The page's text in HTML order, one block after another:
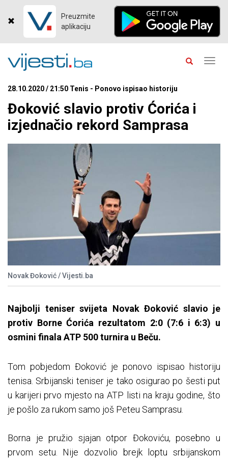
Preuzmite
aplikaciju
28.10.2020 / 21:50 Tenis - Ponovo ispisao historiju
Đoković slavio protiv Ćorića i
izjednačio rekord Samprasa
Novak Đoković / Vijesti.ba
Najbolji teniser svijeta Novak Đoković slavio je
protiv Borne Ćorića rezultatom 2:0 (7:6 i 6:3) u
osmini finala ATP 500 turnira u Beču.
Tom pobjedom Đoković je ponovo ispisao historiju
tenisa. Srbijanski teniser je tako osigurao po šesti put
u karijeri prvo mjesto na ATP listi na kraju godine, što
je pošlo za rukom samo još Peteu Samprasu.
Borna je pružio sjajan otpor Đokoviću, posebno u
prvom setu. Nije dozvolio brejk loptu srbijanskom